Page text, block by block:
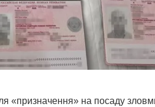
«призначення» на посаду